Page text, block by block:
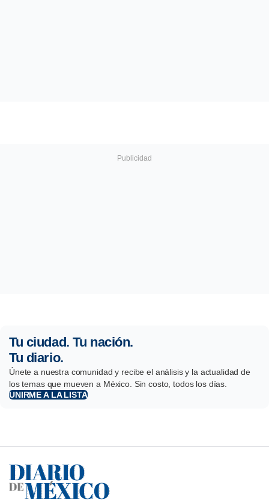
Tu ciudad. Tu nación.
Tu diario.
Únete a nuestra comunidad y recibe el análisis y la actualidad de
los temas que mueven a México. Sin costo, todos los días.
UNIRME A LA LISTA